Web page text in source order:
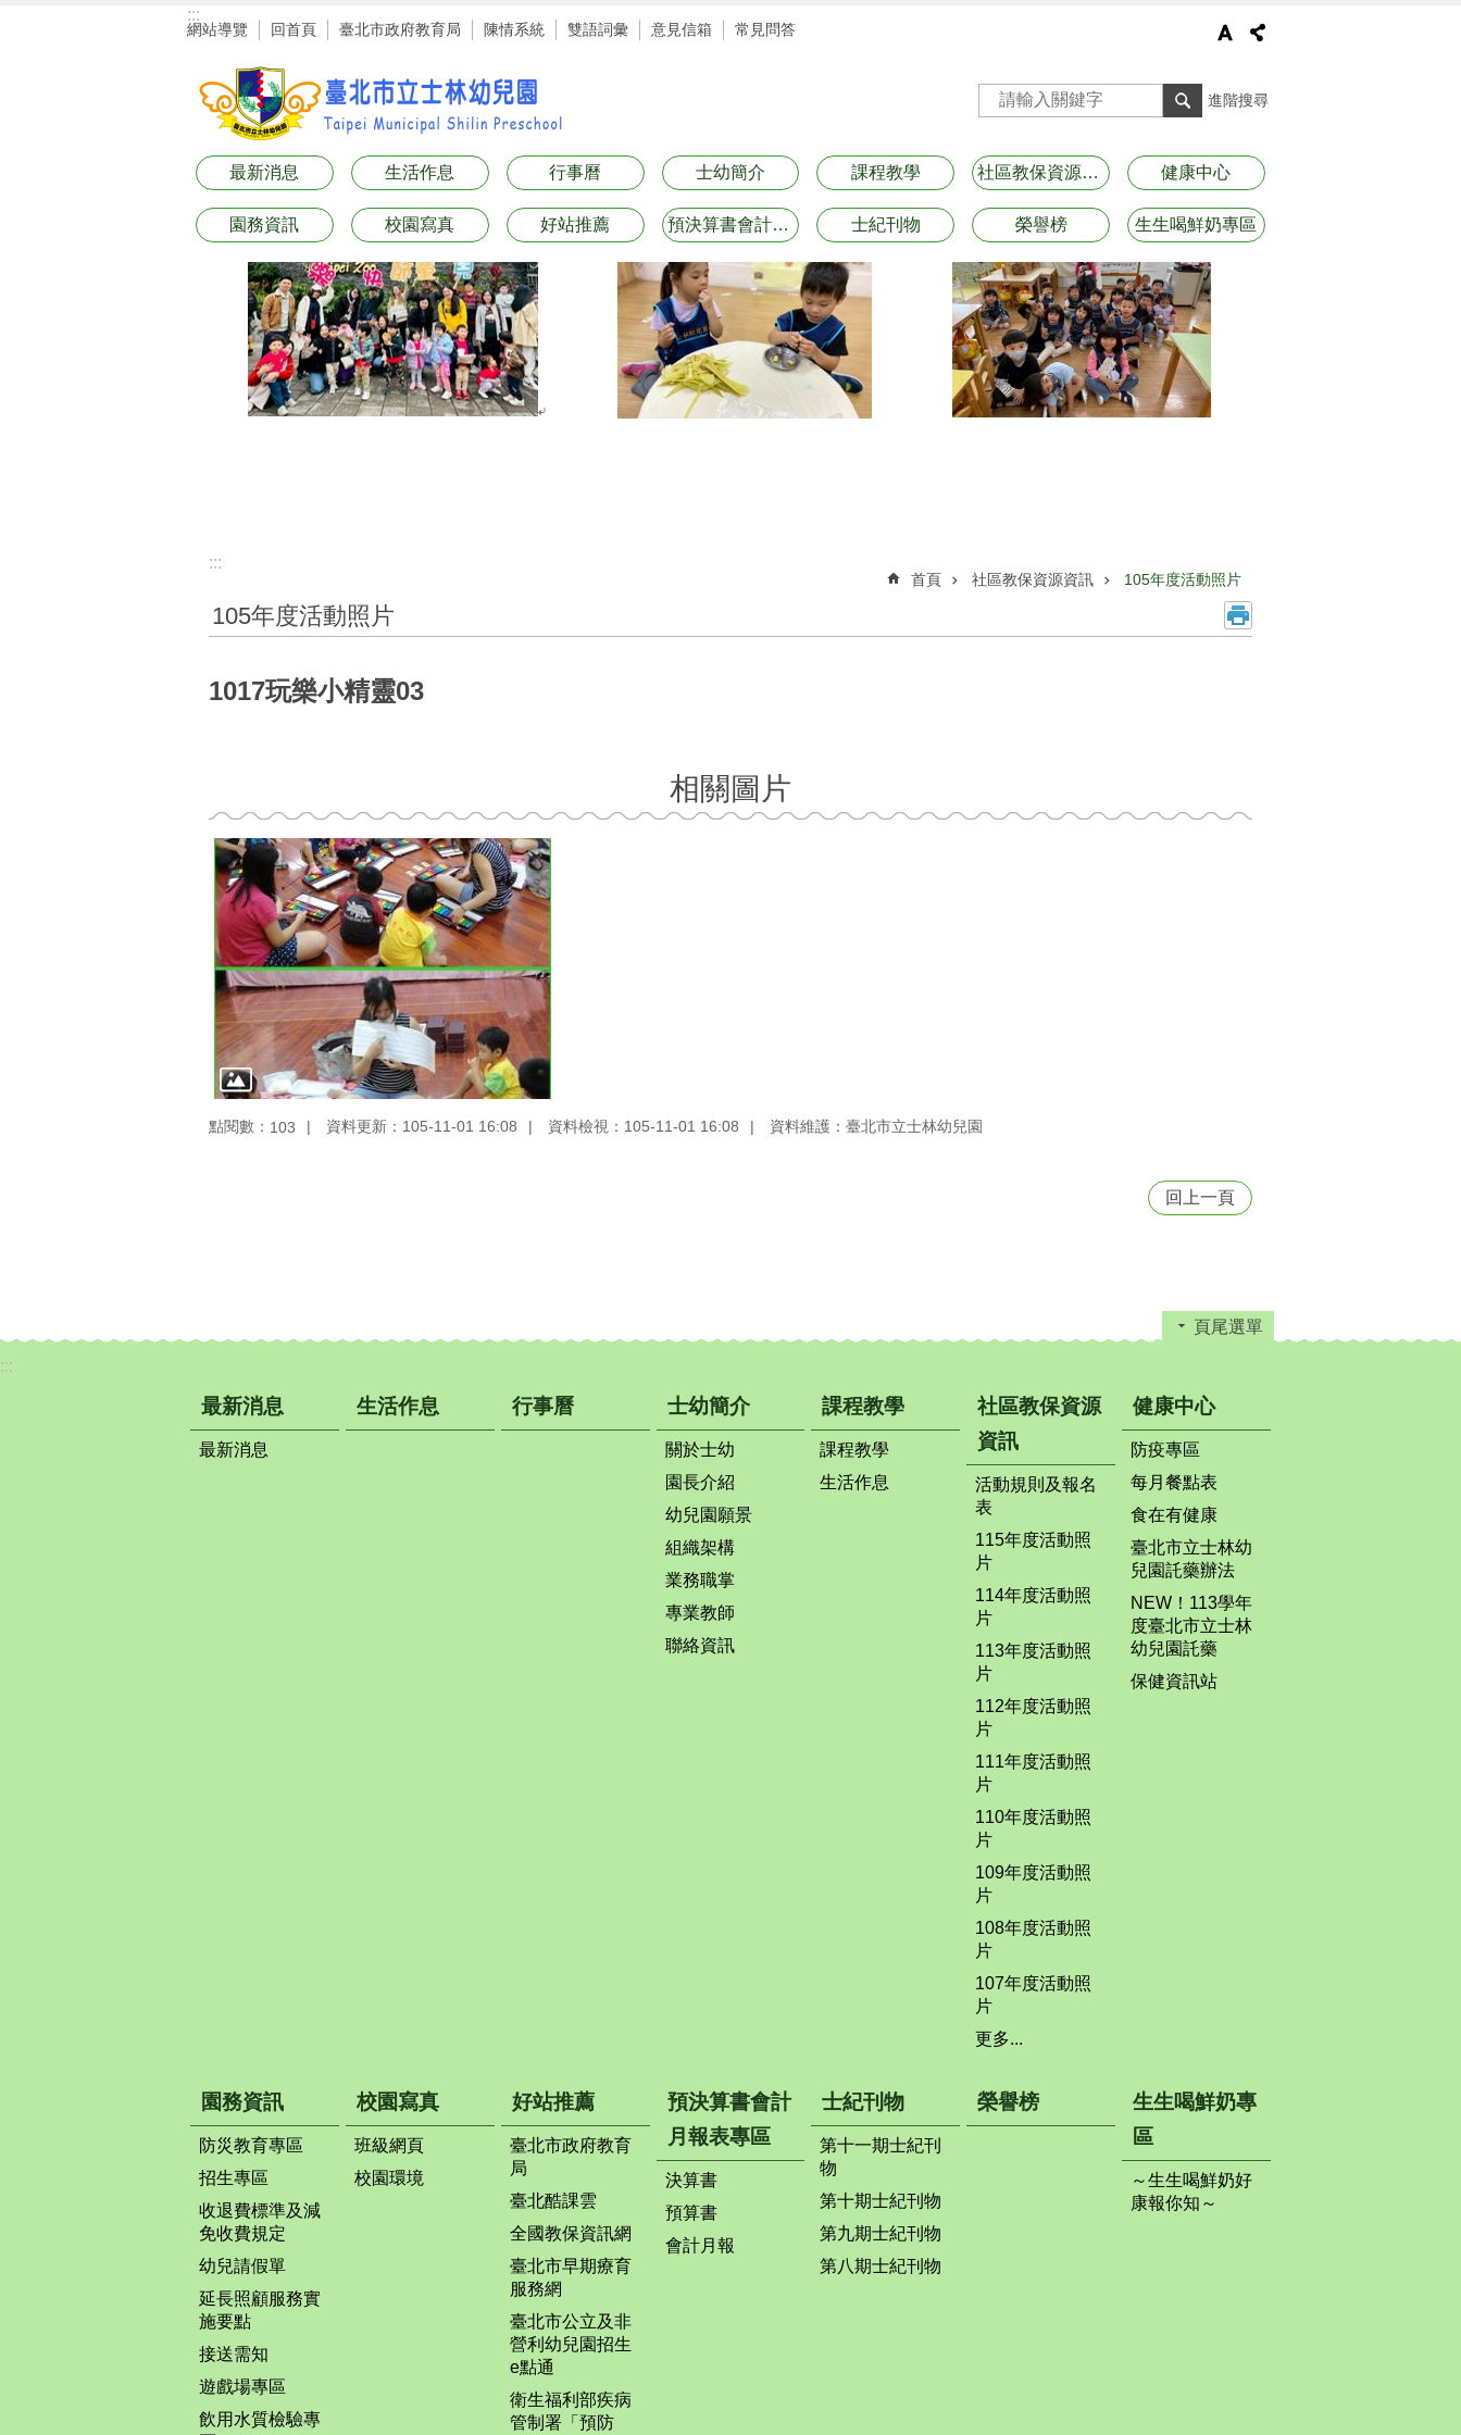
:::
網站導覽 回首頁 臺北市政府教育局 陳情系統 雙語詞彙 意見信箱 常見問答
進階搜尋
最新消息 生活作息 行事曆 士幼簡介 課程教學 社區教保資源資訊 健康中心
園務資訊 校園寫真 好站推薦 預決算書會計月報表專區 士紀刊物 榮譽榜 生生喝鮮奶專區
:::
首頁 社區教保資源資訊 105年度活動照片
105年度活動照片
1017玩樂小精靈03
相關圖片
點閱數： 103 資料更新：105-11-01 16:08 資料檢視：105-11-01 16:08 資料維護：臺北市立士林幼兒園
回上一頁
頁尾選單
:::
最新消息
最新消息
生活作息 行事曆 士幼簡介
關於士幼
園長介紹
幼兒園願景
組織架構
業務職掌
專業教師
聯絡資訊
課程教學
課程教學
生活作息
社區教保資源
資訊
活動規則及報名
表
115年度活動照
片
114年度活動照
片
113年度活動照
片
112年度活動照
片
111年度活動照
片
110年度活動照
片
109年度活動照
片
108年度活動照
片
107年度活動照
片
更多...
健康中心
防疫專區
每月餐點表
食在有健康
臺北市立士林幼
兒園託藥辦法
NEW！113學年
度臺北市立士林
幼兒園託藥
保健資訊站
園務資訊
防災教育專區
招生專區
收退費標準及減
免收費規定
幼兒請假單
延長照顧服務實
施要點
接送需知
遊戲場專區
飲用水質檢驗專
校園寫真
班級網頁
校園環境
好站推薦
臺北市政府教育
局
臺北酷課雲
全國教保資訊網
臺北市早期療育
服務網
臺北市公立及非
營利幼兒園招生
e點通
衛生福利部疾病
管制署「預防
預決算書會計
月報表專區
決算書
預算書
會計月報
士紀刊物
第十一期士紀刊
物
第十期士紀刊物
第九期士紀刊物
第八期士紀刊物
榮譽榜
生生喝鮮奶專
區
～生生喝鮮奶好
康報你知～